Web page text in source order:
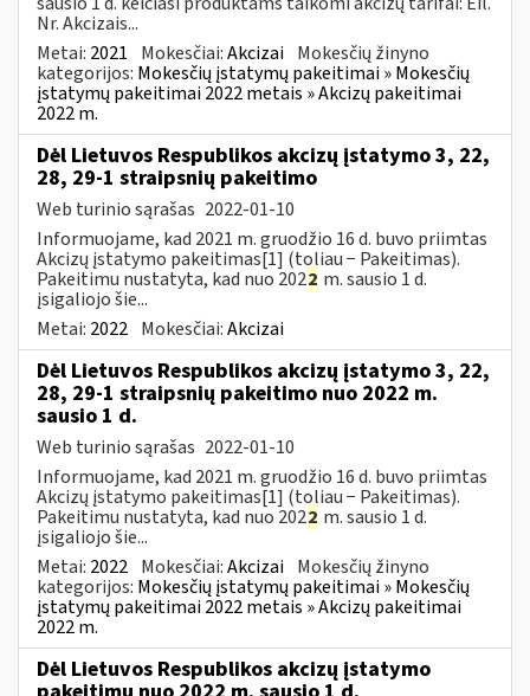
Nr. Akcizais...
Metai: 2021 Mokesčiai:Akcizai Mokesčių žinyno
kategorijos: Mokesčių įstatymų pakeitimai » Mokesčių
įstatymų pakeitimai 2022 metais » Akcizų pakeitimai
2022 m.
Dėl Lietuvos Respublikos akcizų įstatymo 3, 22,
28, 29-1 straipsnių pakeitimo
Web turinio sąrašas 2022-01-10
Informuojame, kad 2021 m. gruodžio 16 d. buvo priimtas
Akcizų įstatymo pakeitimas[1] (toliau − Pakeitimas).
Pakeitimu nustatyta, kad nuo 2022 m. sausio 1 d.
įsigaliojo šie...
Metai: 2022 Mokesčiai:Akcizai
Dėl Lietuvos Respublikos akcizų įstatymo 3, 22,
28, 29-1 straipsnių pakeitimo nuo 2022 m.
sausio 1 d.
Web turinio sąrašas 2022-01-10
Informuojame, kad 2021 m. gruodžio 16 d. buvo priimtas
Akcizų įstatymo pakeitimas[1] (toliau − Pakeitimas).
Pakeitimu nustatyta, kad nuo 2022 m. sausio 1 d.
įsigaliojo šie...
Metai: 2022 Mokesčiai:Akcizai Mokesčių žinyno
kategorijos: Mokesčių įstatymų pakeitimai » Mokesčių
įstatymų pakeitimai 2022 metais » Akcizų pakeitimai
2022 m.
Dėl Lietuvos Respublikos akcizų įstatymo